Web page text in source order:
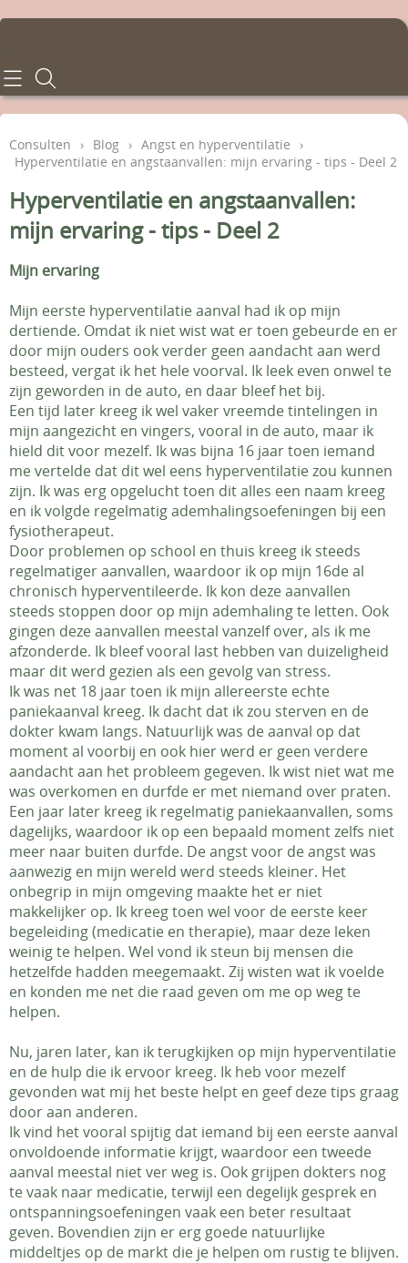
Home
Behandelingen
Tarieven
Info en voorwaarden
Contact - Afspraken
Gastenboek
Consulten › Blog › Angst en hyperventilatie
›
Hyperventilatie en angstaanvallen: mijn ervaring - tips - Deel 2
Hyperventilatie en angstaanvallen:
mijn ervaring - tips - Deel 2
Mijn ervaring
Mijn eerste hyperventilatie aanval had ik op mijn
dertiende. Omdat ik niet wist wat er toen gebeurde en er
door mijn ouders ook verder geen aandacht aan werd
besteed, vergat ik het hele voorval. Ik leek even onwel te
zijn geworden in de auto, en daar bleef het bij.
Een tijd later kreeg ik wel vaker vreemde tintelingen in
mijn aangezicht en vingers, vooral in de auto, maar ik
hield dit voor mezelf. Ik was bijna 16 jaar toen iemand
me vertelde dat dit wel eens hyperventilatie zou kunnen
zijn. Ik was erg opgelucht toen dit alles een naam kreeg
en ik volgde regelmatig ademhalingsoefeningen bij een
fysiotherapeut.
Door problemen op school en thuis kreeg ik steeds
regelmatiger aanvallen, waardoor ik op mijn 16de al
chronisch hyperventileerde. Ik kon deze aanvallen
steeds stoppen door op mijn ademhaling te letten. Ook
gingen deze aanvallen meestal vanzelf over, als ik me
afzonderde. Ik bleef vooral last hebben van duizeligheid
maar dit werd gezien als een gevolg van stress.
Ik was net 18 jaar toen ik mijn allereerste echte
paniekaanval kreeg. Ik dacht dat ik zou sterven en de
dokter kwam langs. Natuurlijk was de aanval op dat
moment al voorbij en ook hier werd er geen verdere
aandacht aan het probleem gegeven. Ik wist niet wat me
was overkomen en durfde er met niemand over praten.
Een jaar later kreeg ik regelmatig paniekaanvallen, soms
dagelijks, waardoor ik op een bepaald moment zelfs niet
meer naar buiten durfde. De angst voor de angst was
aanwezig en mijn wereld werd steeds kleiner. Het
onbegrip in mijn omgeving maakte het er niet
makkelijker op. Ik kreeg toen wel voor de eerste keer
begeleiding (medicatie en therapie), maar deze leken
weinig te helpen. Wel vond ik steun bij mensen die
hetzelfde hadden meegemaakt. Zij wisten wat ik voelde
en konden me net die raad geven om me op weg te
helpen.
Nu, jaren later, kan ik terugkijken op mijn hyperventilatie
en de hulp die ik ervoor kreeg. Ik heb voor mezelf
gevonden wat mij het beste helpt en geef deze tips graag
door aan anderen.
Ik vind het vooral spijtig dat iemand bij een eerste aanval
onvoldoende informatie krijgt, waardoor een tweede
aanval meestal niet ver weg is. Ook grijpen dokters nog
te vaak naar medicatie, terwijl een degelijk gesprek en
ontspanningsoefeningen vaak een beter resultaat
geven. Bovendien zijn er erg goede natuurlijke
middeltjes op de markt die je helpen om rustig te blijven.